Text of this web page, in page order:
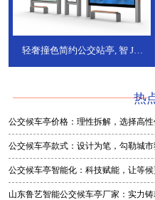
轻奢撞色简约公交站亭, 智 JT-
热
公交候车亭价格：理性拆解，选择高
公交候车亭款式：设计为笔，勾勒城
公交候车亭智能化：科技赋能，让等
山东鲁艺智能公交候车亭厂家：实力